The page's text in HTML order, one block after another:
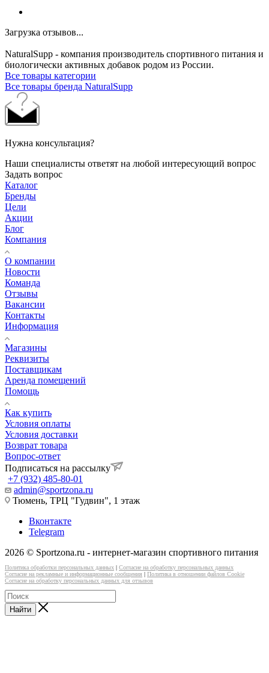
Загрузка отзывов...
NaturalSupp - компания производитель спортивного питания и
биологически активных добавок родом из России.
Все товары категории
Все товары бренда NaturalSupp
Нужна консультация?
Наши специалисты ответят на любой интересующий вопрос
Задать вопрос
Каталог
Бренды
Цели
Акции
Блог
Компания
О компании
Новости
Команда
Отзывы
Вакансии
Контакты
Информация
Магазины
Реквизиты
Поставщикам
Аренда помещений
Помощь
Как купить
Условия оплаты
Условия доставки
Возврат товара
Вопрос-ответ
Подписаться на рассылку
+7 (932) 485-80-01
admin@sportzona.ru
Тюмень, ТРЦ "Гудвин", 1 этаж
Вконтакте
Telegram
2026 © Sportzona.ru - интернет-магазин спортивного питания
Политика обработки персональных данных | Согласие на обработку персональных данных
Согласие на рекламные и информационные сообщения | Политика в отношении файлов Cookie
Согласие на обработку персональных данных для отзывов
Найти